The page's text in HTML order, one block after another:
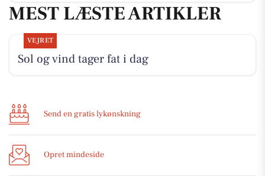
MEST LÆSTE ARTIKLER
VEJRET
Sol og vind tager fat i dag
Send en gratis lykønskning
Opret mindeside